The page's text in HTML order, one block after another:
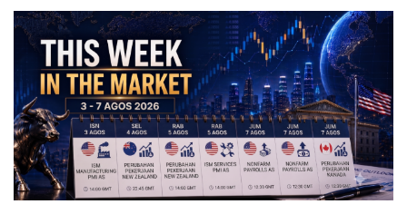
Week
in
The
Market:
Data
Pekerjaan
AS
Bakal
Cetuskan
Perhatian